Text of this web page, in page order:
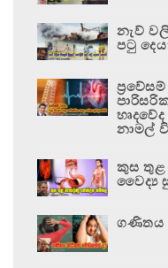
නැව්
පටු
නාමල්
කුස
වෛද්‍ය
ගණිතය